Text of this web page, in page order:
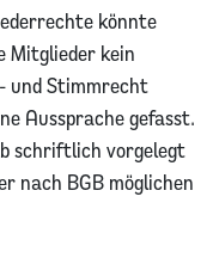
könnte
Mitglieder kein
und Stimmrecht
Aussprache gefasst.
schriftlich vorgelegt
nach BGB möglichen